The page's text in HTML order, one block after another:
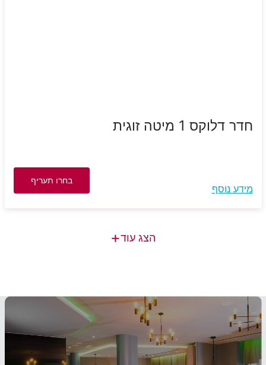
חדר דלוקס 1 מיטה זוגית
מידע נוסף
בחרו תעריף
הצג עוד+